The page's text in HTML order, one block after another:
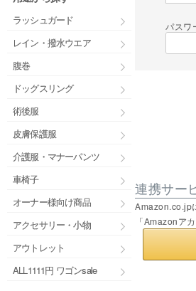
ラッシュガード
レイン・撥水ウエア
腹巻
ドッグスリング
術後服
皮膚保護服
介護服・マナーパンツ
車椅子
オーナー様向け商品
アクセサリー・小物
アウトレット
ALL1111円 ワゴンsale
パスワ
連携サー
Amazon.co.jp
「Amazonア